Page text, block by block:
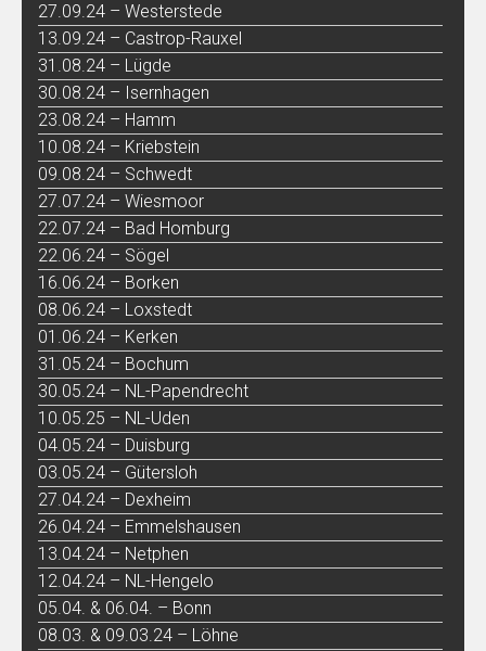
27.09.24 – Westerstede
13.09.24 – Castrop-Rauxel
31.08.24 – Lügde
30.08.24 – Isernhagen
23.08.24 – Hamm
10.08.24 – Kriebstein
09.08.24 – Schwedt
27.07.24 – Wiesmoor
22.07.24 – Bad Homburg
22.06.24 – Sögel
16.06.24 – Borken
08.06.24 – Loxstedt
01.06.24 – Kerken
31.05.24 – Bochum
30.05.24 – NL-Papendrecht
10.05.25 – NL-Uden
04.05.24 – Duisburg
03.05.24 – Gütersloh
27.04.24 – Dexheim
26.04.24 – Emmelshausen
13.04.24 – Netphen
12.04.24 – NL-Hengelo
05.04. & 06.04. – Bonn
08.03. & 09.03.24 – Löhne